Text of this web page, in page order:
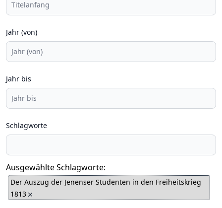
Jahr (von)
Jahr bis
Schlagworte
Ausgewählte Schlagworte:
Der Auszug der Jenenser Studenten in den Freiheitskrieg
1813